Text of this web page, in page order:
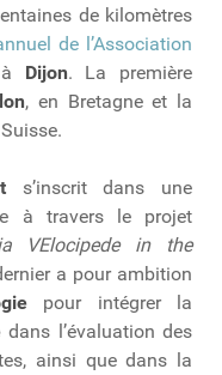
de kilomètres
de l’Association
Dijon. La première
, en Bretagne et la
s’inscrit dans une
à travers le projet
VElocipede in the
a pour ambition
pour intégrer la
dans l’évaluation des
ainsi que dans la